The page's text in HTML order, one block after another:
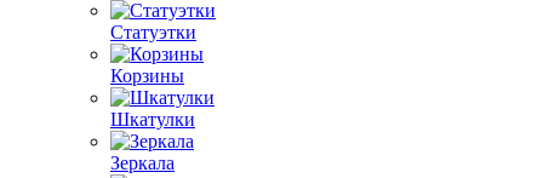
Статуэтки
Корзины
Шкатулки
Зеркала